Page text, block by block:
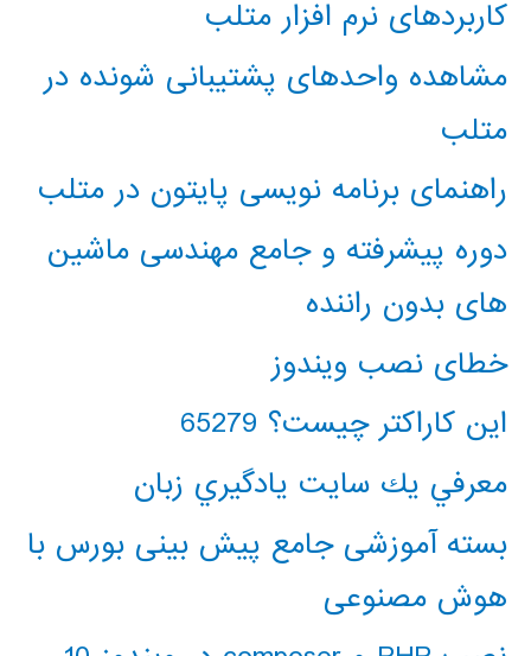
کاربردهای نرم افزار متلب
مشاهده واحدهای پشتیبانی شونده در
متلب
راهنمای برنامه نویسی پایتون در متلب
دوره پیشرفته و جامع مهندسی ماشین
های بدون راننده
خطای نصب ویندوز
این کاراکتر چیست؟ 65279
معرفي يك سايت يادگيري زبان
بسته آموزشی جامع پیش بینی بورس با
هوش مصنوعی